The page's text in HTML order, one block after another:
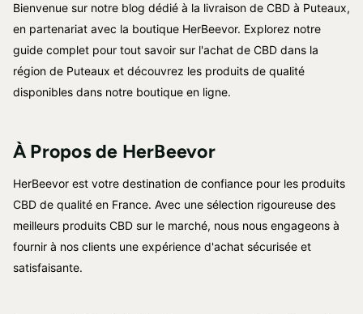
Bienvenue sur notre blog dédié à la livraison de CBD à Puteaux,
en partenariat avec la boutique HerBeevor. Explorez notre
guide complet pour tout savoir sur l'achat de CBD dans la
région de Puteaux et découvrez les produits de qualité
disponibles dans notre boutique en ligne.
À Propos de HerBeevor
HerBeevor est votre destination de confiance pour les produits
CBD de qualité en France. Avec une sélection rigoureuse des
meilleurs produits CBD sur le marché, nous nous engageons à
fournir à nos clients une expérience d'achat sécurisée et
satisfaisante.